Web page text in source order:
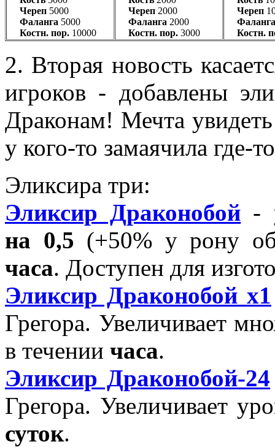
Череп 5000
Фаланга 5000
Костн. пор. 10000
Череп 2000
Фаланга 2000
Костн. пор. 3000
Череп
Фаланга
Костн.
2. Вторая новость
игроков - добавлены
Драконам! Мечта
у кого-то замаячила где-
Эликсира три:
Эликсир Драконобой -
на 0,5 (+50% у рону
часа. Доступен для
Эликсир Драконобой x1
Грегора. Увеличивает
в течении часа.
Эликсир Драконобой-24
Грегора. Увеличивает
суток.